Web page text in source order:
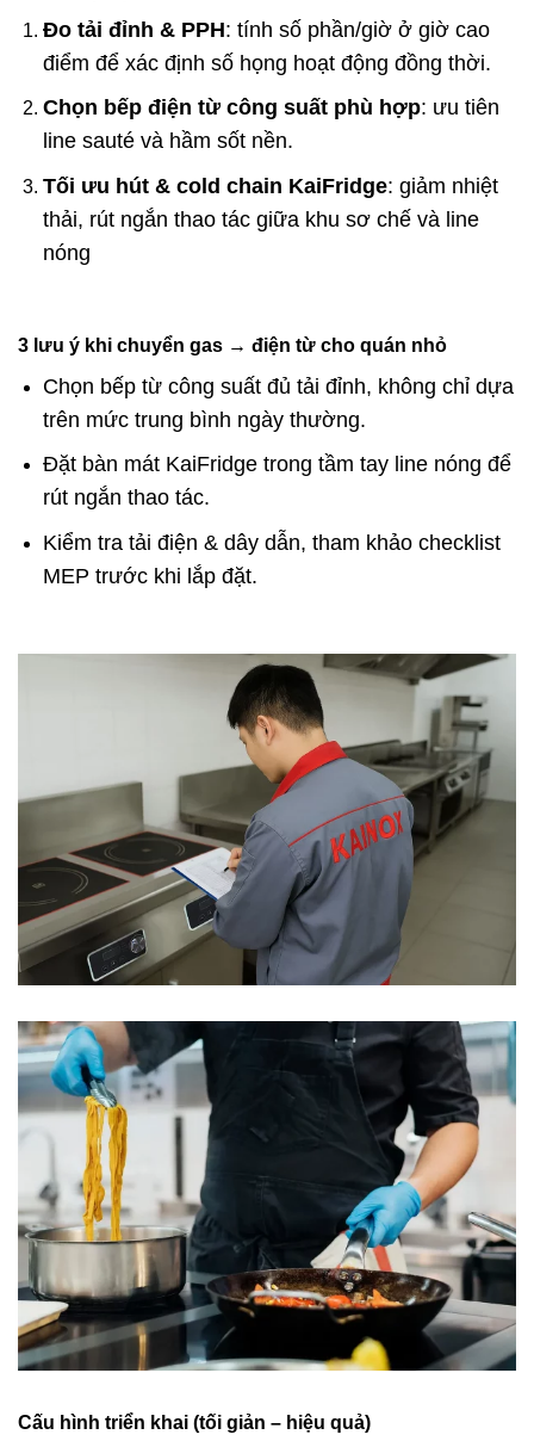
Đo tải đỉnh & PPH: tính số phần/giờ ở giờ cao
điểm để xác định số họng hoạt động đồng thời.
Chọn bếp điện từ công suất phù hợp: ưu tiên
line sauté và hầm sốt nền.
Tối ưu hút & cold chain KaiFridge: giảm nhiệt
thải, rút ngắn thao tác giữa khu sơ chế và line
nóng
3 lưu ý khi chuyển gas → điện từ cho quán nhỏ
Chọn bếp từ công suất đủ tải đỉnh, không chỉ dựa
trên mức trung bình ngày thường.
Đặt bàn mát KaiFridge trong tầm tay line nóng để
rút ngắn thao tác.
Kiểm tra tải điện & dây dẫn, tham khảo checklist
MEP trước khi lắp đặt.
Cấu hình triển khai (tối giản – hiệu quả)